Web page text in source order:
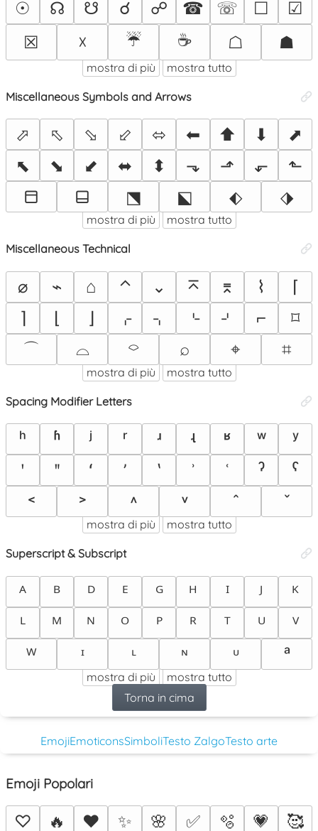
☉
☊ ☋ ☌ ☍ ☎ ☏ ☐
☑
☒
☓ ☔ ☕ ☖ ☗
mostra di più mostra tutto
Miscellaneous Symbols and Arrows
⬀ ⬁ ⬂ ⬃ ⬄ ⬅ ⬆ ⬇
⬈
⬉
⬊ ⬋ ⬌ ⬍ ⬎ ⬏ ⬐
⬑
⬒
⬓ ⬔ ⬕ ⬖ ⬗
mostra di più mostra tutto
Miscellaneous Technical
⌀ ⌁ ⌂ ⌃ ⌄ ⌅ ⌆ ⌇
⌈
⌉
⌊ ⌋ ⌌ ⌍ ⌎ ⌏ ⌐
⌑
⌒
⌓ ⌔ ⌕ ⌖ ⌗
mostra di più mostra tutto
Spacing Modifier Letters
ʰ ʱ ʲ ʳ ʴ ʵ ʶ ʷ
ʸ
ʹ
ʺ ʻ ʼ ʽ ʾ ʿ ˀ
ˁ
˂
˃ ˄ ˅ ˆ ˇ
mostra di più mostra tutto
Superscript & Subscript
ᴬ ᴮ ᴰ ᴱ ᴳ ᴴ ᴵ ᴶ
ᴷ
ᴸ
ᴹ ᴺ ᴼ ᴾ ᴿ ᵀ ᵁ
ⱽ
ᵂ
ᶦ ᶫ ᶰ ᶸ ᵃ
mostra di più
mostra tutto
Torna in cima
EmojiEmoticonsSimboliTesto ZalgoTesto arte
Emoji Popolari
♡ 🔥 ❤️ ✨ 🌸 ✅ 🫧 💗 🥰